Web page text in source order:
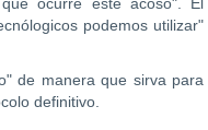
podemos utilizar"
de manera que sirva para
definitivo.